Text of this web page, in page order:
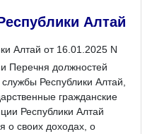
Алтай
Алтай от 16.01.2025 N
Перечня должностей
Республики Алтай,
гражданские
Республики Алтай
о своих доходах, о